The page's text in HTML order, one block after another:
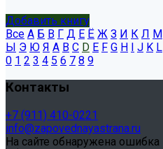
Добавить книгу
Все А Б В Г Д Е Ё Ж З И К Л М
Ы Э Ю Я A B C D E F G H I J K L
0 1 2 3 4 5 6 7 8 9
Контакты
+7 (911) 410-0221
info@zapovednayastrana.ru
На сайте обнаружена ошибка